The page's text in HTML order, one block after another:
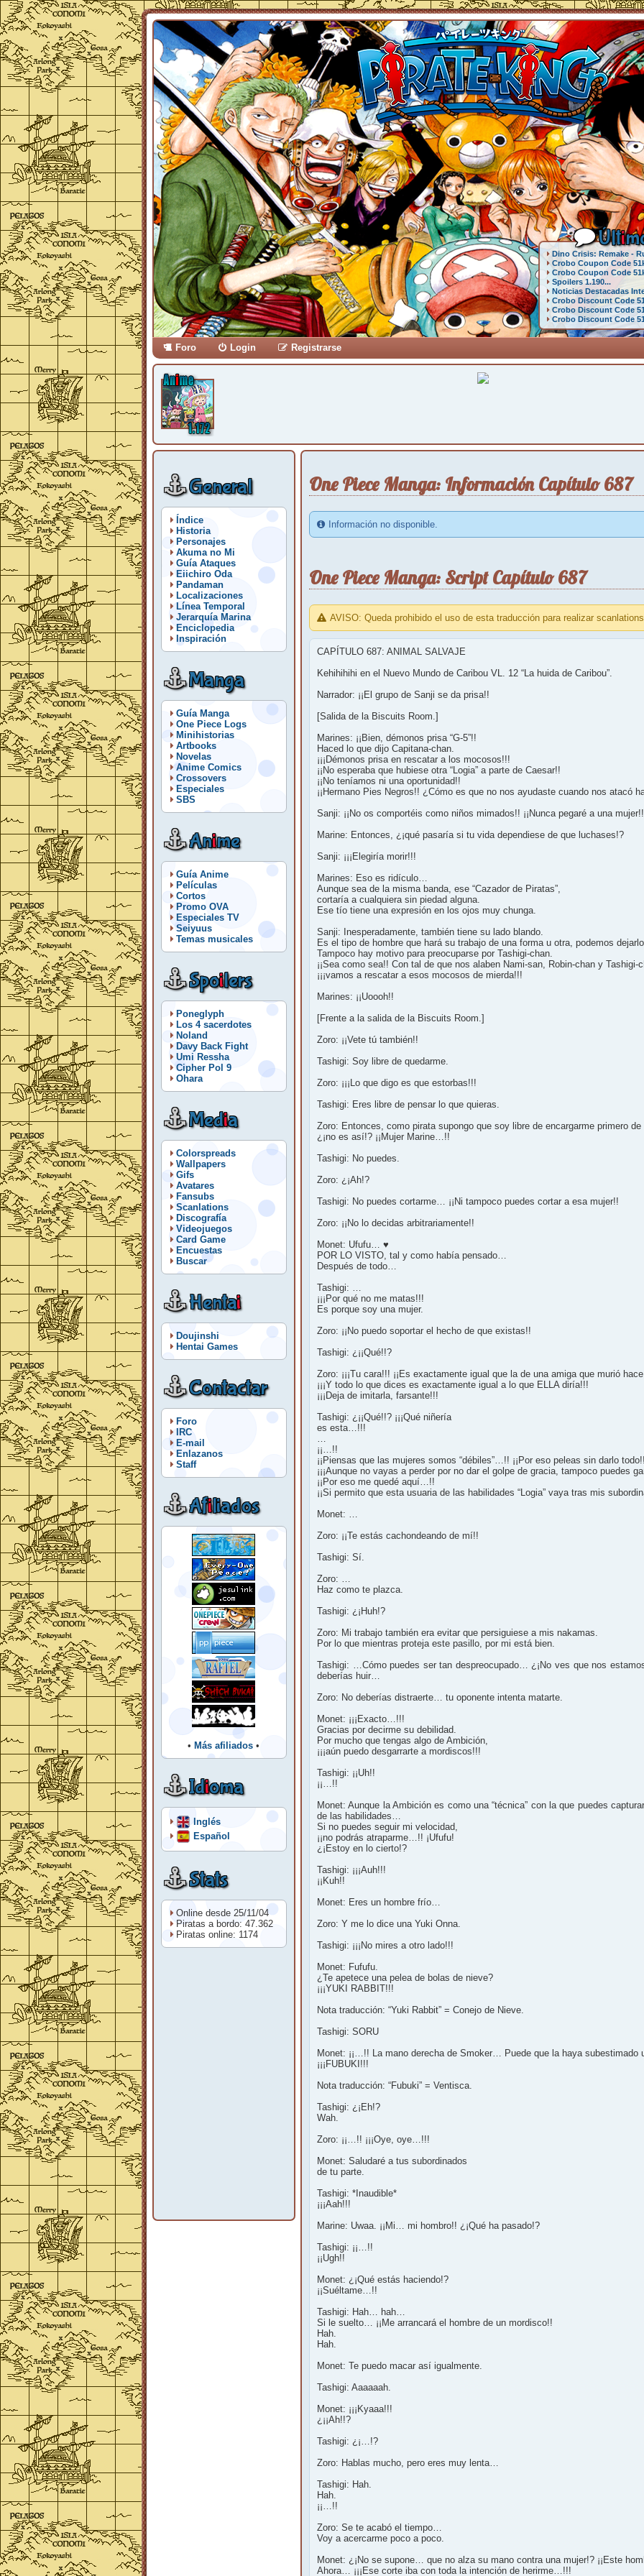
Últi
Dino Crisis: Remake -
Crobo Coupon Code
Crobo Coupon Code
Spoilers 1.190...
Noticias Destacadas
Crobo Discount Code
Crobo Discount Code
Crobo Discount Code
Foro Login Registrarse
General
Índice
Historia
Personajes
Akuma no Mi
Guía Ataques
Eiichiro Oda
Pandaman
Localizaciones
Línea Temporal
Jerarquía Marina
Enciclopedia
Inspiración
Manga
Guía Manga
One Piece Logs
Minihistorias
Artbooks
Novelas
Anime Comics
Crossovers
Especiales
SBS
Anime
Guía Anime
Películas
Cortos
Promo OVA
Especiales TV
Seiyuus
Temas musicales
Spoilers
Poneglyph
Los 4 sacerdotes
Noland
Davy Back Fight
Umi Ressha
Cipher Pol 9
Ohara
Media
Colorspreads
Wallpapers
Gifs
Avatares
Fansubs
Scanlations
Discografía
Videojuegos
Card Game
Encuestas
Buscar
Hentai
Doujinshi
Hentai Games
Contactar
Foro
IRC
E-mail
Enlazanos
Staff
Afiliados
• Más afiliados •
Idioma
Inglés
Español
Stats
Online desde 25/11/04
Piratas a bordo: 47.362
Piratas online: 1174
One Piece Manga: Información Capítulo 687
Información no disponible.
One Piece Manga: Script Capítulo 687
AVISO: Queda prohibido el uso de esta traducción para realizar
CAPÍTULO 687: ANIMAL SALVAJE
Kehihihihi en el Nuevo Mundo de Caribou VL. 12 “La huida de Caribou”.
Narrador: ¡¡El grupo de Sanji se da prisa!!
[Salida de la Biscuits Room.]
Marines: ¡¡Bien, démonos prisa “G-5”!!
Haced lo que dijo Capitana-chan.
¡¡¡Démonos prisa en rescatar a los mocosos!!!
¡¡No esperaba que hubiese otra “Logia” a parte de Caesar!!
¡¡No teníamos ni una oportunidad!!
¡¡Hermano Pies Negros!! ¿Cómo es que no nos ayudaste cuando nos atacó
Sanji: ¡¡No os comportéis como niños mimados!! ¡¡Nunca pegaré a una mujer!!
Marine: Entonces, ¿¡qué pasaría si tu vida dependiese de que luchases!?
Sanji: ¡¡¡Elegiría morir!!!
Marines: Eso es ridículo…
Aunque sea de la misma banda, ese “Cazador de Piratas”,
cortaría a cualquiera sin piedad alguna.
Ese tío tiene una expresión en los ojos muy chunga.
Sanji: Inesperadamente, también tiene su lado blando.
Es el tipo de hombre que hará su trabajo de una forma u otra, podemos
Tampoco hay motivo para preocuparse por Tashigi-chan.
¡¡Sea como sea!! Con tal de que nos alaben Nami-san, Robin-chan y Tashigi-
¡¡¡vamos a rescatar a esos mocosos de mierda!!!
Marines: ¡¡Uoooh!!
[Frente a la salida de la Biscuits Room.]
Zoro: ¡¡Vete tú también!!
Tashigi: Soy libre de quedarme.
Zoro: ¡¡¡Lo que digo es que estorbas!!!
Tashigi: Eres libre de pensar lo que quieras.
Zoro: Entonces, como pirata supongo que soy libre de encargarme primero de
¿¡no es así!? ¡¡Mujer Marine…!!
Tashigi: No puedes.
Zoro: ¿¡Ah!?
Tashigi: No puedes cortarme… ¡¡Ni tampoco puedes cortar a esa mujer!!
Zoro: ¡¡No lo decidas arbitrariamente!!
Monet: Ufufu… ♥
POR LO VISTO, tal y como había pensado…
Después de todo…
Tashigi: …
¡¡¡Por qué no me matas!!!
Es porque soy una mujer.
Zoro: ¡¡No puedo soportar el hecho de que existas!!
Tashigi: ¿¡¡Qué!!?
Zoro: ¡¡¡Tu cara!!! ¡¡Es exactamente igual que la de una amiga que murió
¡¡¡Y todo lo que dices es exactamente igual a lo que ELLA diría!!!
¡¡¡Deja de imitarla, farsante!!!
Tashigi: ¿¡¡Qué!!? ¡¡¡Qué niñería
es esta…!!!
…
¡¡…!!
¡¡Piensas que las mujeres somos “débiles”…!! ¡¡Por eso peleas sin darlo
¡¡¡Aunque no vayas a perder por no dar el golpe de gracia, tampoco puedes
¡¡Por eso me quedé aquí…!!
¡¡Si permito que esta usuaria de las habilidades “Logia” vaya tras mis
Monet: …
Zoro: ¡¡Te estás cachondeando de mí!!
Tashigi: Sí.
Zoro: …
Haz como te plazca.
Tashigi: ¿¡Huh!?
Zoro: Mi trabajo también era evitar que persiguiese a mis nakamas.
Por lo que mientras proteja este pasillo, por mi está bien.
Tashigi: …Cómo puedes ser tan despreocupado… ¿¡No ves que nos
deberías huir…
Zoro: No deberías distraerte… tu oponente intenta matarte.
Monet: ¡¡¡Exacto…!!!
Gracias por decirme su debilidad.
Por mucho que tengas algo de Ambición,
¡¡¡aún puedo desgarrarte a mordiscos!!!
Tashigi: ¡¡Uh!!
¡¡…!!
Monet: Aunque la Ambición es como una “técnica” con la que puedes
de las habilidades…
Si no puedes seguir mi velocidad,
¡¡no podrás atraparme…!! ¡Ufufu!
¿¡Estoy en lo cierto!?
Tashigi: ¡¡¡Auh!!!
¡¡Kuh!!
Monet: Eres un hombre frío…
Zoro: Y me lo dice una Yuki Onna.
Tashigi: ¡¡¡No mires a otro lado!!!
Monet: Fufufu.
¿Te apetece una pelea de bolas de nieve?
¡¡¡YUKI RABBIT!!!
Nota traducción: “Yuki Rabbit” = Conejo de Nieve.
Tashigi: SORU
Monet: ¡¡…!! La mano derecha de Smoker… Puede que la haya subestimado
¡¡¡FUBUKI!!!
Nota traducción: “Fubuki” = Ventisca.
Tashigi: ¿¡Eh!?
Wah.
Zoro: ¡¡…!! ¡¡¡Oye, oye…!!!
Monet: Saludaré a tus subordinados
de tu parte.
Tashigi: *Inaudible*
¡¡¡Aah!!!
Marine: Uwaa. ¡¡Mi… mi hombro!! ¿¡Qué ha pasado!?
Tashigi: ¡¡…!!
¡¡Ugh!!
Monet: ¿¡Qué estás haciendo!?
¡¡Suéltame…!!
Tashigi: Hah… hah…
Si le suelto… ¡¡Me arrancará el hombre de un mordisco!!
Hah.
Hah.
Monet: Te puedo macar así igualmente.
Tashigi: Aaaaaah.
Monet: ¡¡¡Kyaaa!!!
¿¡¡Ah!!?
Tashigi: ¿¡…!?
Zoro: Hablas mucho, pero eres muy lenta…
Tashigi: Hah.
Hah.
¡¡…!!
Zoro: Se te acabó el tiempo…
Voy a acercarme poco a poco.
Monet: ¿¡No se supone… que no alza su mano contra una mujer!? ¡¡Este
Ahora… ¡¡¡Ese corte iba con toda la intención de herirme…!!!